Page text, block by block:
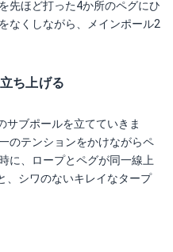
先ほど打った4か所のペグにひ
なくしながら、メインポール2
ち上げる
サブポールを立てていきま
のテンションをかけながらペ
に、ロープとペグが同一線上
、シワのないキレイなタープ